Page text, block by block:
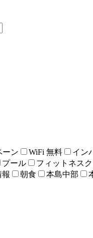
ーン WiFi 無料 イン
プール フィットネス
朝食 本島中部